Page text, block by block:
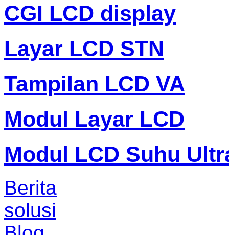
CGI LCD display
Layar LCD STN
Tampilan LCD VA
Modul Layar LCD
Modul LCD Suhu
Berita
solusi